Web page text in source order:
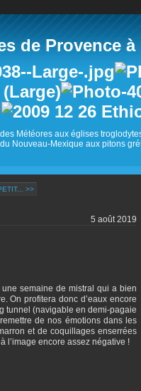
de Provence
Météores aux églises
Nouveau-Mexique aux pitons
>>
5 août 2019
semaine de mistral qui a bien
On profitera donc d’eaux encore
tunnel (navigable en demi-pagaie
de nos émotions dans les
et de coquillages enserrées
l’image encore assez négative !